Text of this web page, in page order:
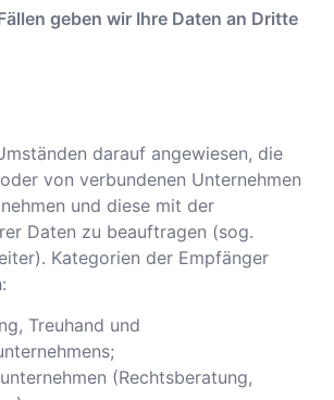
geben wir Ihre Daten an Dritte
darauf angewiesen, die
von verbundenen Unternehmen
und diese mit der
Daten zu beauftragen (sog.
Kategorien der Empfänger
Treuhand und
(Rechtsberatung,